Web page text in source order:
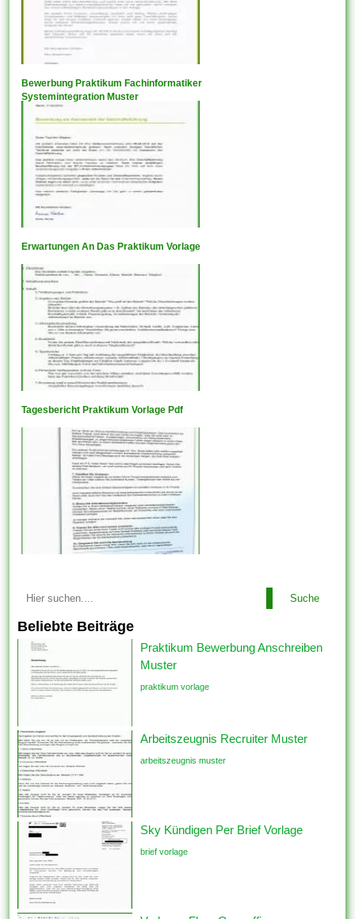
Bewerbung Praktikum Fachinformatiker
Systemintegration Muster
Erwartungen An Das Praktikum Vorlage
Tagesbericht Praktikum Vorlage Pdf
Suche
Beliebte Beiträge
Praktikum Bewerbung Anschreiben
Muster
praktikum vorlage
Arbeitszeugnis Recruiter Muster
arbeitszeugnis muster
Sky Kündigen Per Brief Vorlage
brief vorlage